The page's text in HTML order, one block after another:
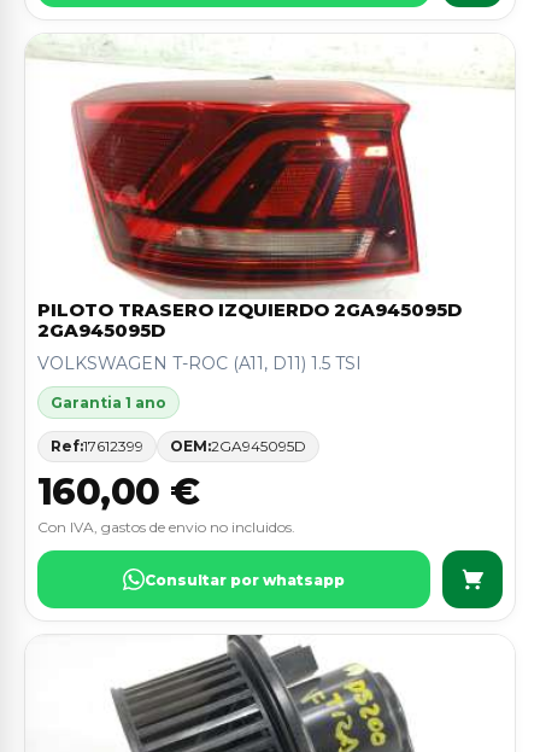
PILOTO TRASERO IZQUIERDO 2GA945095D
2GA945095D
VOLKSWAGEN T-ROC (A11, D11) 1.5 TSI
Garantia 1 ano
Ref:17612399 OEM:2GA945095D
160,00 €
Con IVA, gastos de envio no incluidos.
Consultar por whatsapp